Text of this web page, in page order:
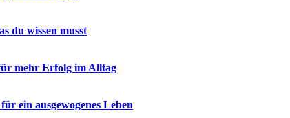
du wissen musst
mehr Erfolg im Alltag
ein ausgewogenes Leben